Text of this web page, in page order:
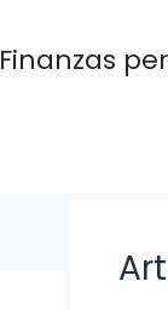
Finanzas